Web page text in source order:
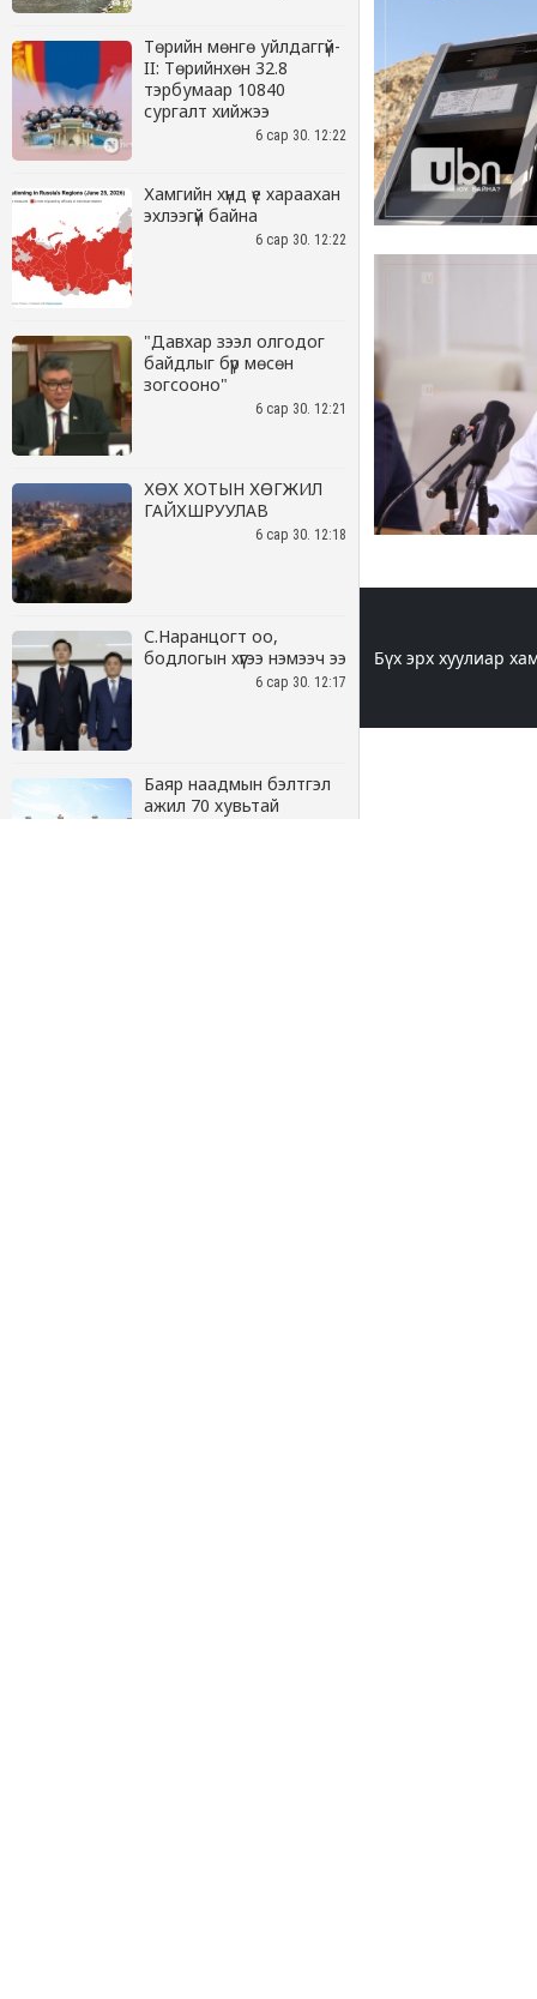
Төрийн мөнгө уйлдаггүй-
II: Төрийнхөн 32.8
тэрбумаар 10840
сургалт хийжээ
6 сар 30. 12:22
Хамгийн хүнд үе хараахан
эхлээгүй байна
6 сар 30. 12:22
"Давхар зээл олгодог
байдлыг бүр мөсөн
зогсооно"
6 сар 30. 12:21
ХӨХ ХОТЫН ХӨГЖИЛ
ГАЙХШРУУЛАВ
6 сар 30. 12:18
С.Наранцогт оо,
бодлогын хүүгээ нэмээч ээ
6 сар 30. 12:17
Баяр наадмын бэлтгэл
ажил 70 хувьтай